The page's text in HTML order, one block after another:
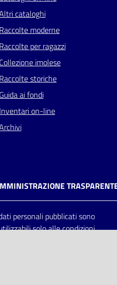
cataloghi
Raccolte moderne
Raccolte per ragazzi
Collezione imolese
Raccolte storiche
Guida ai fondi
Inventari on-line
personali pubblicati sono
solo alle condizioni